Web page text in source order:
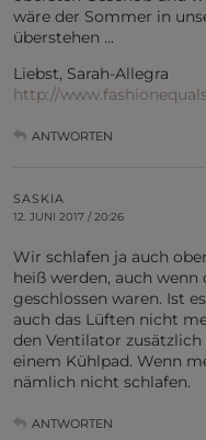
wäre der Sommer in
überstehen …
Liebst, Sarah-Allegra
http://
ANTWORTEN
SASKIA
12. JUNI 2017 / 20:26
Wir schlafen ja auch
heiß werden, auch
geschlossen waren. Ist
auch das Lüften nicht
den Ventilator
einem Kühlpad. Wenn
nämlich nicht schlafen.
ANTWORTEN